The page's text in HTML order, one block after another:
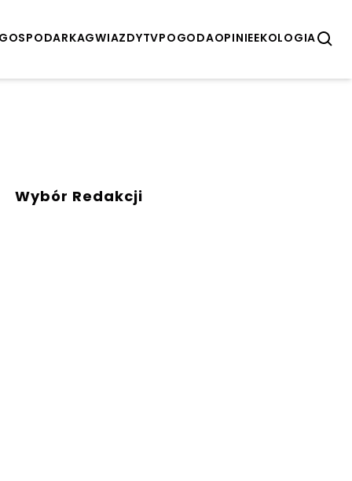
GWIAZDYTVPOGODAOPINIEEKOLOGIA
Wybór Redakcji